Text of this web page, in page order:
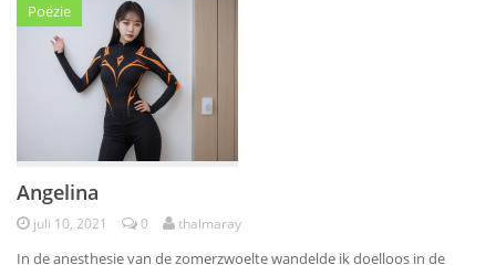
Poëzie
Angelina
juli 10, 2021 0 thalmaray
In de anesthesie van de zomerzwoelte wandelde ik doelloos in de